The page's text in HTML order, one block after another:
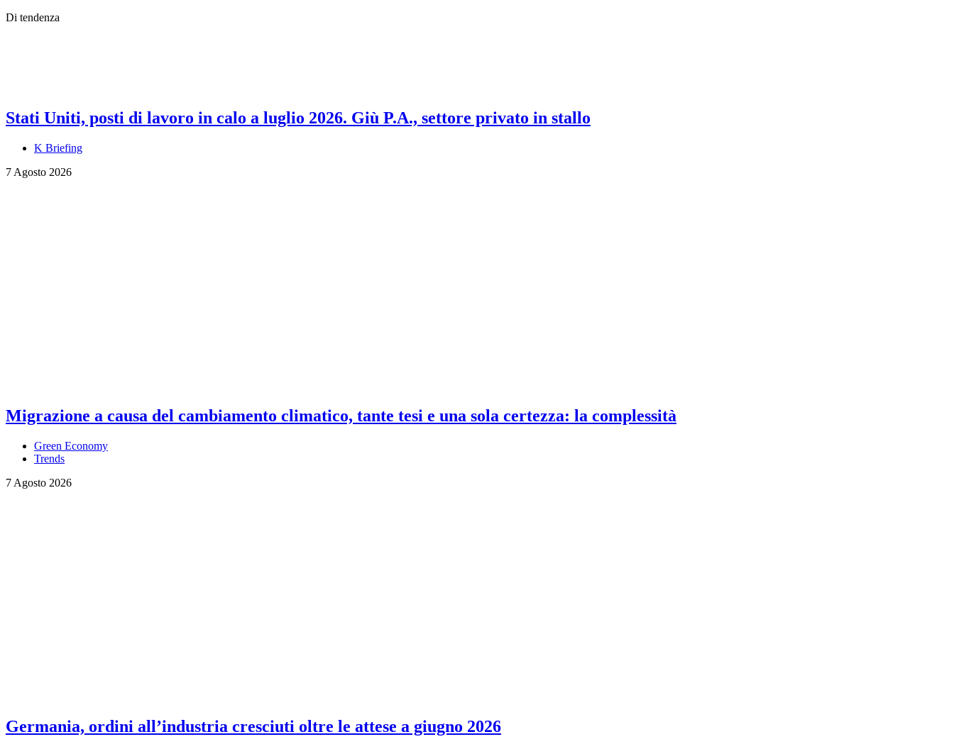
Di tendenza
Stati Uniti, posti di lavoro in calo a luglio 2026. Giù P.A., settore privato in stallo
K Briefing
7 Agosto 2026
Migrazione a causa del cambiamento climatico, tante tesi e una sola certezza: la complessità
Green Economy
Trends
7 Agosto 2026
Germania, ordini all’industria cresciuti oltre le attese a giugno 2026